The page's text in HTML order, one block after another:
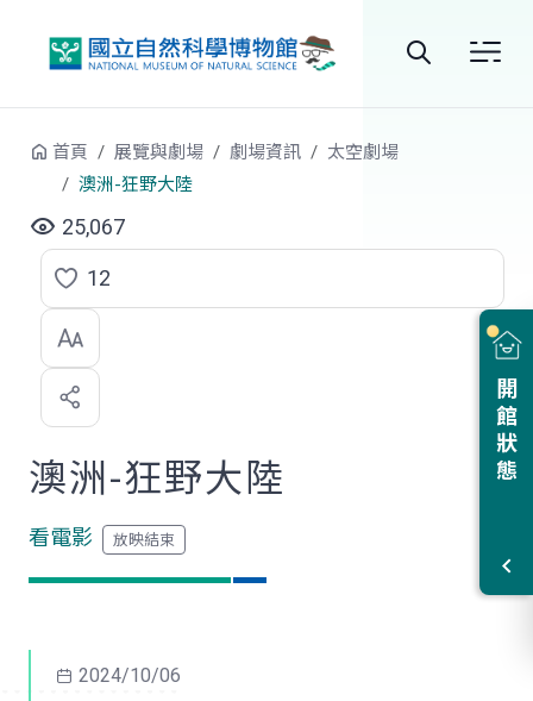
開館狀態
首頁 展覽與劇場 劇場資訊
太空劇場
澳洲-狂野大陸
25,067
點
選
喜
歡
12
澳洲-狂野大陸
看電影
2024/10/06